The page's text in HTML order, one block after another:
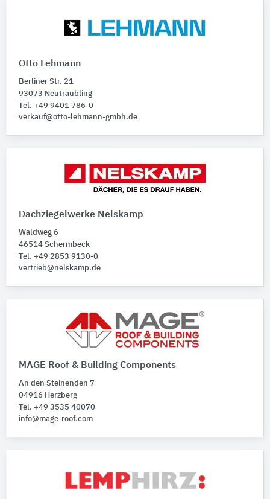
Otto Lehmann
Berliner Str. 21
93073 Neutraubling
Tel. +49 9401 786-0
verkauf@otto-lehmann-gmbh.de
Dachziegelwerke Nelskamp
Waldweg 6
46514 Schermbeck
Tel. +49 2853 9130-0
vertrieb@nelskamp.de
MAGE Roof & Building Components
An den Steinenden 7
04916 Herzberg
Tel. +49 3535 40070
info@mage-roof.com